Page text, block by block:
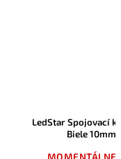
LedStar Spojovací
Biele 10mm
MOMENTÁLNE